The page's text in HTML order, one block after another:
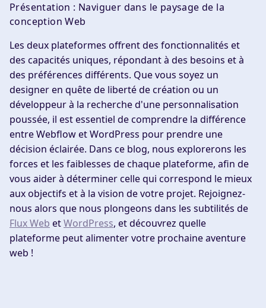
Présentation : Naviguer dans le paysage de la
conception Web
Les deux plateformes offrent des fonctionnalités et
des capacités uniques, répondant à des besoins et à
des préférences différents. Que vous soyez un
designer en quête de liberté de création ou un
développeur à la recherche d'une personnalisation
poussée, il est essentiel de comprendre la différence
entre Webflow et WordPress pour prendre une
décision éclairée. Dans ce blog, nous explorerons les
forces et les faiblesses de chaque plateforme, afin de
vous aider à déterminer celle qui correspond le mieux
aux objectifs et à la vision de votre projet. Rejoignez-
nous alors que nous plongeons dans les subtilités de
Flux Web etWordPress, et découvrez quelle
plateforme peut alimenter votre prochaine aventure
web !